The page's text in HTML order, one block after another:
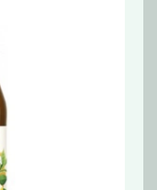
Momentálně